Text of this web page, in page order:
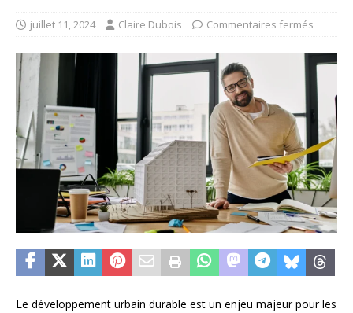
juillet 11, 2024 Claire Dubois Commentaires fermés
Le développement urbain durable est un enjeu majeur pour les